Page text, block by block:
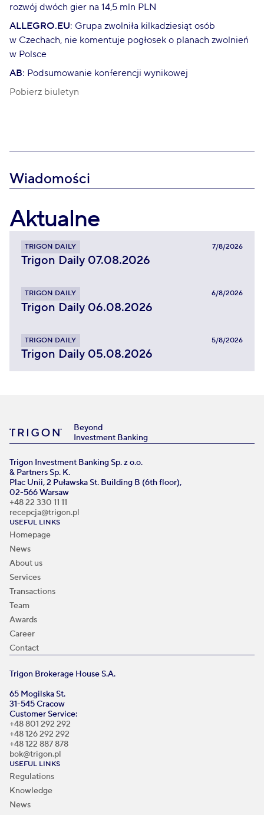
rozwój dwóch gier na 14,5 mln PLN
ALLEGRO.EU: Grupa zwolniła kilkadziesiąt osób
w Czechach, nie komentuje pogłosek o planach zwolnień
w Polsce
AB: Podsumowanie konferencji wynikowej
Pobierz biuletyn
Wiadomości
Aktualne
TRIGON DAILY 7/8/2026
Trigon Daily 07.08.2026
TRIGON DAILY 6/8/2026
Trigon Daily 06.08.2026
TRIGON DAILY 5/8/2026
Trigon Daily 05.08.2026
Beyond
Investment Banking
Trigon Investment Banking Sp. z o.o.
& Partners Sp. K.
Plac Unii, 2 Puławska St. Building B (6th floor),
02-566 Warsaw
+48 22 330 11 11
recepcja@trigon.pl
USEFUL LINKS
Homepage
News
About us
Services
Transactions
Team
Awards
Career
Contact
Trigon Brokerage House S.A.
65 Mogilska St.
31-545 Cracow
Customer Service:
+48 801 292 292
+48 126 292 292
+48 122 887 878
bok@trigon.pl
USEFUL LINKS
Regulations
Knowledge
News